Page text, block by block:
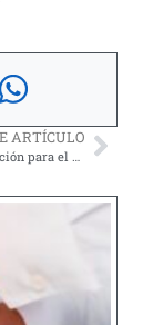
ARTÍCULO